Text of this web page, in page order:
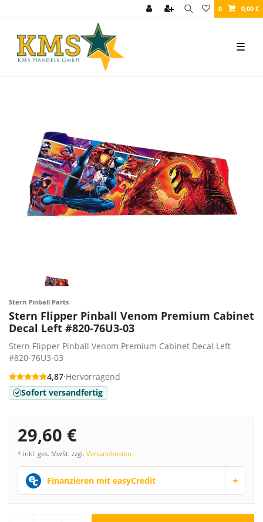
0 0,00 €
☰
Stern Pinball Parts
Stern Flipper Pinball Venom Premium Cabinet
Decal Left #820-76U3-03
Stern Flipper Pinball Venom Premium Cabinet Decal Left
#820-76U3-03
4,87·Hervorragend
Sofort versandfertig
29,60 €
* inkl. ges. MwSt. zzgl. Versandkosten
Finanzieren mit easyCredit +